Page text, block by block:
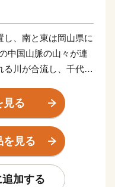
、南と東は岡山県に
中国山脈の山々が連
る川が合流し、千代川
だ源流のまちです。
スギをはじめとする
す。春には、ソメイ
ジ、夏には清涼な緑
ふれています。
見る
を見る
加する